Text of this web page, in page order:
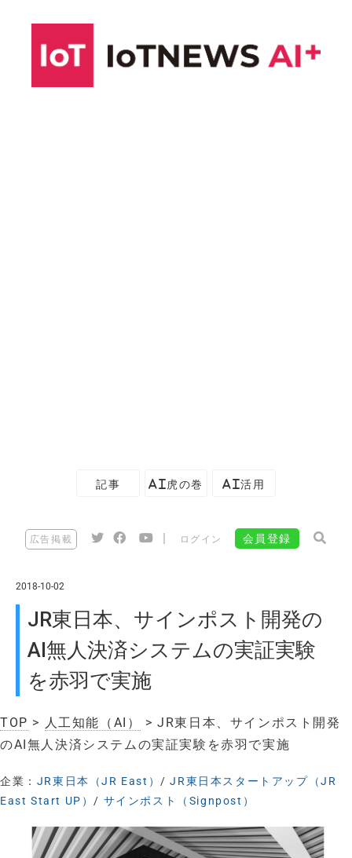
記事 AI虎の巻 AI活用
広告掲載 ログイン 会員登録
2018-10-02
JR東日本、サインポスト開発の
AI無人決済システムの実証実験
を赤羽で実施
TOP > 人工知能（AI）
> JR東日本、サインポスト開発
のAI無人決済システムの実証実験を赤羽で実施
企業： JR東日本（JR East）/JR東日本スタートアップ（JR
East Start UP）/ サインポスト（Signpost）